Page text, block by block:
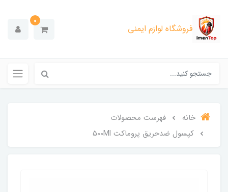
فروشگاه لوازم ایمنی
0
خانه
فهرست محصولات
کپسول ضدحریق پروماکت 500Ml